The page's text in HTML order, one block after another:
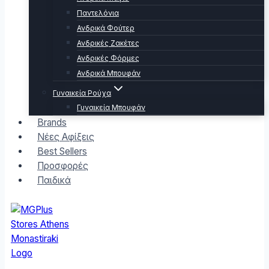
Παντελόνια
Ανδρικά Φούτερ
Ανδρικές Ζακέτες
Ανδρικές Φόρμες
Ανδρικά Μπουφάν
Γυναικεία Ρούχα
Γυναικεία Μπουφάν
Brands
Νέες Αφίξεις
Best Sellers
Προσφορές
Παιδικά